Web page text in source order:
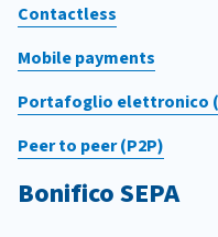
Contactless
Mobile payments
Portafoglio elettronico
Peer to peer (P2P)
Bonifico SEPA